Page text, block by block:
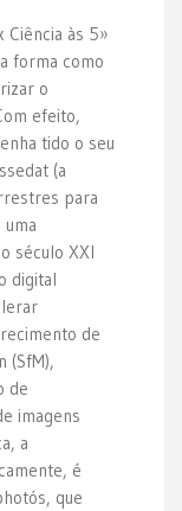
Ciência às 5»
forma como
o
efeito,
tido o seu
(a
para
século XXI
digital
de
(SfM),
de
imagens
a
é
que